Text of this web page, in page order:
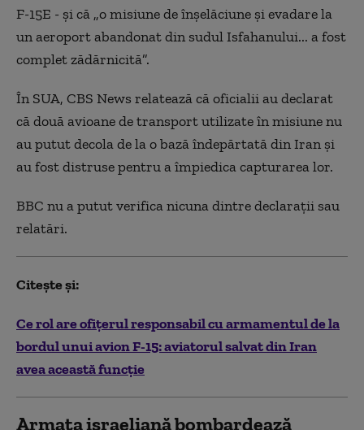
F-15E - și că „o misiune de înșelăciune și evadare la
un aeroport abandonat din sudul Isfahanului... a fost
complet zădărnicită”.
În SUA, CBS News relatează că oficialii au declarat
că două avioane de transport utilizate în misiune nu
au putut decola de la o bază îndepărtată din Iran și
au fost distruse pentru a împiedica capturarea lor.
BBC nu a putut verifica nicuna dintre declarații sau
relatări.
Citește și:
Ce rol are ofițerul responsabil cu armamentul de la
bordul unui avion F-15: aviatorul salvat din Iran
avea această funcție
Armata israeliană bombardează